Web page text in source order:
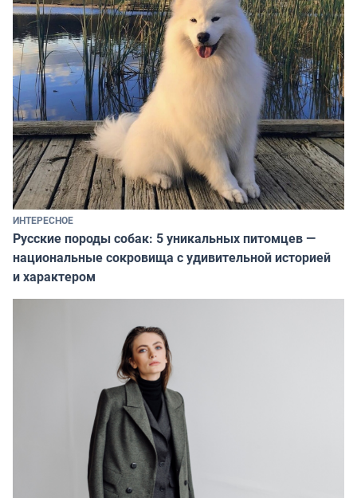
ИНТЕРЕСНОЕ
Русские породы собак: 5 уникальных питомцев —
национальные сокровища с удивительной историей
и характером